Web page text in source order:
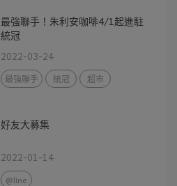
最強聯手！朱利安咖啡4/1起進駐
統冠
2022-03-24
最強聯手 統冠 超市
好友大募集
2022-01-14
@line